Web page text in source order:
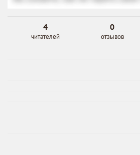
4
читателей
0
отзывов